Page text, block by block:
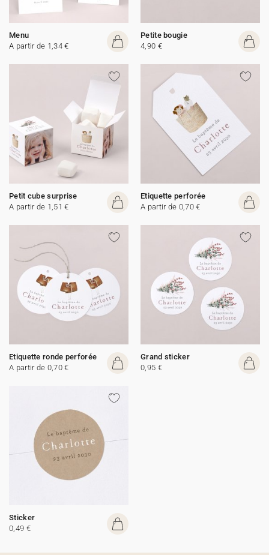
Menu
A partir de 1,34 €
Petite bougie
4,90 €
Petit cube surprise
A partir de 1,51 €
Etiquette perforée
A partir de 0,70 €
Etiquette ronde perforée
A partir de 0,70 €
Grand sticker
0,95 €
Sticker
0,49 €